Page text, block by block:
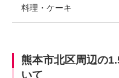
料理・ケーキ
熊本市北区周辺の
いて